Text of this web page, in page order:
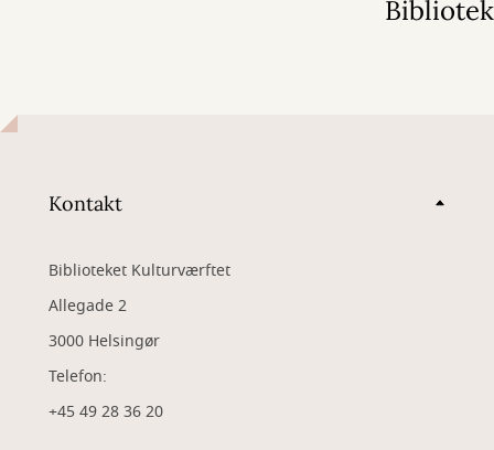
Bibliotek
Kontakt
Biblioteket Kulturværftet
Allegade 2
3000 Helsingør
Telefon:
+45 49 28 36 20